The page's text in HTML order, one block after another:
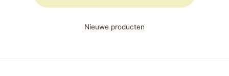
Nieuwe producten